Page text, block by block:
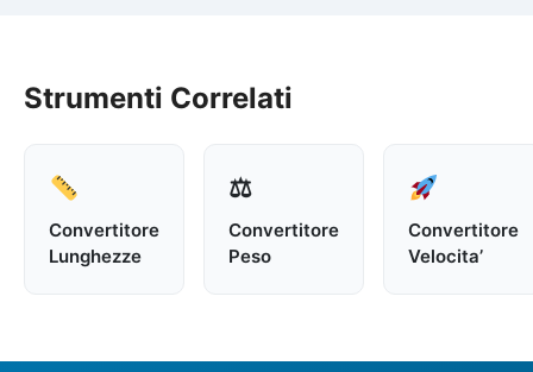
Strumenti Correlati
Convertitore
Lunghezze
⚖
Convertitore
Peso
Convertitore
Velocita’